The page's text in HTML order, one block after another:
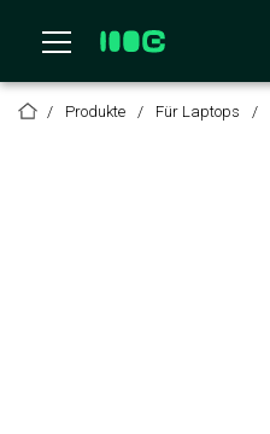
Produkte Für Laptops